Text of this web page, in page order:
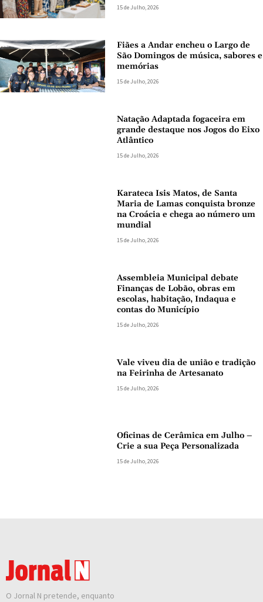
15 de Julho, 2026
Fiães a Andar encheu o Largo de
São Domingos de música, sabores e
memórias
15 de Julho, 2026
Natação Adaptada fogaceira em
grande destaque nos Jogos do Eixo
Atlântico
15 de Julho, 2026
Karateca Isis Matos, de Santa
Maria de Lamas conquista bronze
na Croácia e chega ao número um
mundial
15 de Julho, 2026
Assembleia Municipal debate
Finanças de Lobão, obras em
escolas, habitação, Indaqua e
contas do Município
15 de Julho, 2026
Vale viveu dia de união e tradição
na Feirinha de Artesanato
15 de Julho, 2026
Oficinas de Cerâmica em Julho –
Crie a sua Peça Personalizada
15 de Julho, 2026
O Jornal N pretende, enquanto